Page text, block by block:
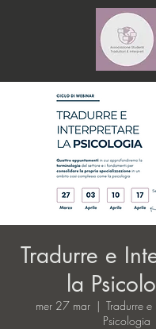
Tradurre e
la
mer 27 mar
  |
Tradurre
Psicologia